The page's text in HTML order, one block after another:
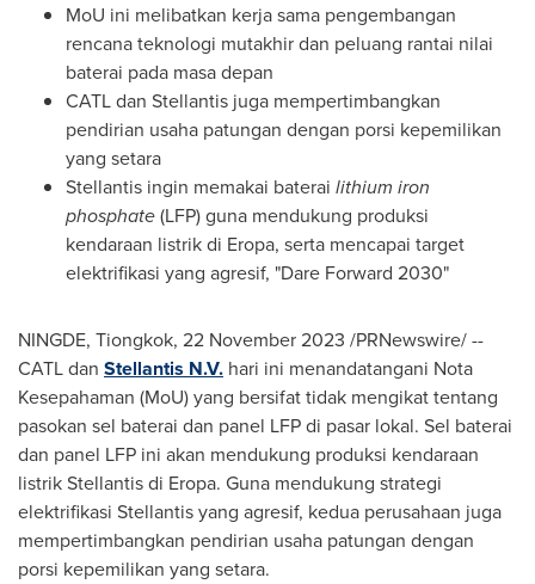
MoU ini melibatkan kerja sama pengembangan
rencana teknologi mutakhir dan peluang rantai nilai
baterai pada masa depan
CATL dan Stellantis juga mempertimbangkan
pendirian usaha patungan dengan porsi kepemilikan
yang setara
Stellantis ingin memakai baterai lithium iron
phosphate(LFP) guna mendukung produksi
kendaraan listrik di Eropa, serta mencapai target
elektrifikasi yang agresif, "Dare Forward 2030"
NINGDE, Tiongkok, 22 November 2023 /PRNewswire/ --
CATL dan Stellantis N.V. hari ini menandatangani Nota
Kesepahaman (MoU) yang bersifat tidak mengikat tentang
pasokan sel baterai dan panel LFP di pasar lokal. Sel baterai
dan panel LFP ini akan mendukung produksi kendaraan
listrik Stellantis di Eropa. Guna mendukung strategi
elektrifikasi Stellantis yang agresif, kedua perusahaan juga
mempertimbangkan pendirian usaha patungan dengan
porsi kepemilikan yang setara.